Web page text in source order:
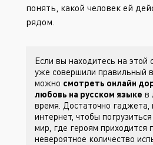
понять, какой человек ей
рядом.
Если вы находитесь на этой
уже совершили правильный
можно смотреть онлайн
любовь на русском языке в
время. Достаточно
интернет, чтобы
мир, где героям приходится
невероятное количество